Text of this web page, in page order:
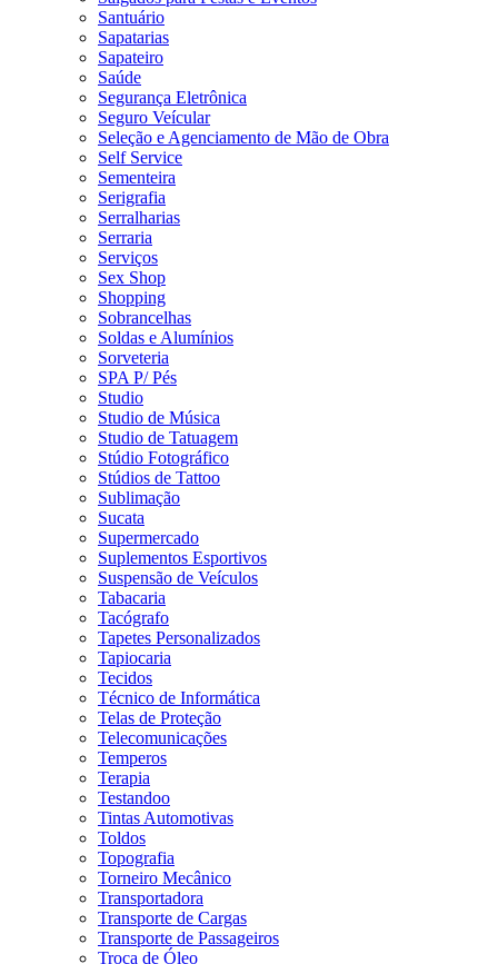
Santuário
Sapatarias
Sapateiro
Saúde
Segurança Eletrônica
Seguro Veícular
Seleção e Agenciamento de Mão de Obra
Self Service
Sementeira
Serigrafia
Serralharias
Serraria
Serviços
Sex Shop
Shopping
Sobrancelhas
Soldas e Alumínios
Sorveteria
SPA P/ Pés
Studio
Studio de Música
Studio de Tatuagem
Stúdio Fotográfico
Stúdios de Tattoo
Sublimação
Sucata
Supermercado
Suplementos Esportivos
Suspensão de Veículos
Tabacaria
Tacógrafo
Tapetes Personalizados
Tapiocaria
Tecidos
Técnico de Informática
Telas de Proteção
Telecomunicações
Temperos
Terapia
Testandoo
Tintas Automotivas
Toldos
Topografia
Torneiro Mecânico
Transportadora
Transporte de Cargas
Transporte de Passageiros
Troca de Óleo